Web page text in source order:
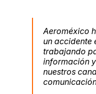
Aeroméxico
un accidente
trabajando
información
nuestros